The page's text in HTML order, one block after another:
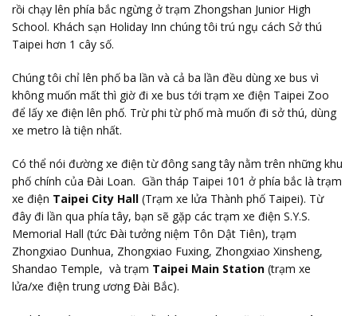
rồi chạy lên phía bắc ngừng ở trạm Zhongshan Junior High
School. Khách sạn Holiday Inn chúng tôi trú ngụ cách Sở thú
Taipei hơn 1 cây số.
Chúng tôi chỉ lên phố ba lần và cả ba lần đều dùng xe bus vì
không muốn mất thì giờ đi xe bus tới trạm xe điện Taipei Zoo
để lấy xe điện lên phố. Trừ phi từ phố mà muốn đi sở thú, dùng
xe metro là tiện nhất.
Có thể nói đường xe điện từ đông sang tây nằm trên những khu
phố chính của Đài Loan. Gần tháp Taipei 101 ở phía bắc là trạm
xe điện Taipei City Hall (Trạm xe lửa Thành phố Taipei). Từ
đây đi lần qua phía tây, bạn sẽ gặp các trạm xe điện S.Y.S.
Memorial Hall (tức Đài tưởng niệm Tôn Dật Tiên), trạm
Zhongxiao Dunhua, Zhongxiao Fuxing, Zhongxiao Xinsheng,
Shandao Temple, và trạm Taipei Main Station (trạm xe
lửa/xe điện trung ương Đài Bắc).